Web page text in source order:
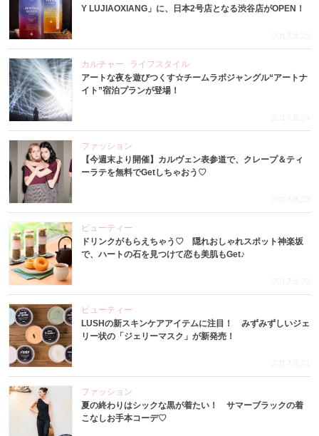
Y LUJIAOXIANG」に、日本2号店となる渋谷店がOPEN！
2017.8.25
カルチャー
ライフスタイル
アートな夜を遊びつくす☆チームラボジャングル“アートナ
イト”宿泊プランが登場！
2017.8.24
ファッション
【今週末より開催】カルヴェン表参道で、クレープ＆ティ
ーラテを無料でGetしちゃおう♡
2017.8.23
ビューティー
ドリンクがもらえちゃう♡ 隠れおしゃれスポット神楽坂
で、ハートの石を見つけて恋も美肌もGet♪
2017.8.22
ビューティー
LUSHの新スキンケアアイテムに注目！ みずみずしいジェ
リー状の「ジェリーマスク」が新発売！
2017.8.21
ファッション
夏の終わりはシックな黒が着たい！ サマーブラックの着
こなしお手本コーデ♡